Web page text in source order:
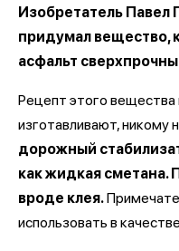
Изобретатель Павел
придумал вещество,
асфальт
Рецепт этого вещества
изготавливают, никому
дорожный
как жидкая сметана.
вроде клея.
использовать в